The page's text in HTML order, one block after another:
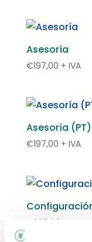
Asesoría
€197,00 + IVA
Asesoría (PT)
€197,00 + IVA
327,00